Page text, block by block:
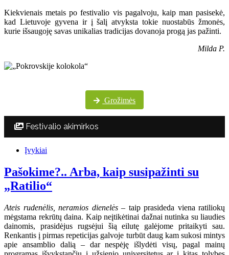
Kiekvienais metais po festivalio vis pagalvoju, kaip man pasisekė,
kad Lietuvoje gyvena ir į šalį atvyksta tokie nuostabūs žmonės,
kurie išsaugoję savas unikalias tradicijas dovanoja progą jas pažinti.
Milda P.
Grožimės
Festivalio akimirkos
Įvykiai
Pašokime?.. Arba, kaip susipažinti su
„Ratilio“
Ateis rudenėlis, neramios dienelės– taip prasideda viena ratiliokų
mėgstama rekrūtų daina. Kaip neįtikėtinai dažnai nutinka su liaudies
dainomis, prasidėjus rugsėjui šią eilutę galėjome pritaikyti sau.
Renkantis į pirmas repeticijas galvoje turbūt daug kam sukosi mintys
apie ansamblio dalią – dar nespėję išlydėti visų, pagal mainų